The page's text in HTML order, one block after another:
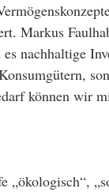
Markus
nachhaltige
können wir